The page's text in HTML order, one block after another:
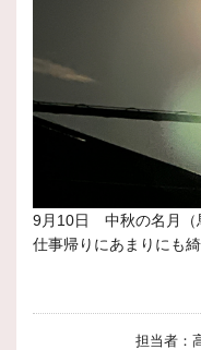
9月10日 中秋の名月（
仕事帰りにあまりにも
担当者：